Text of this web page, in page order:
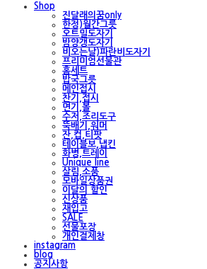
Shop
진달래의꿈only
한정)월간그릇
오트밀도자기
밤양갱도자기
비오는날)파란비도자기
프리미엄선물관
홈세트
밥국그릇
메인접시
찬기,접시
면기,볼
수저,조리도구
뚝배기,워머
잔,컵,티팟
테이블보,냅킨
화병,트레이
Unique line
살림,소품
모바일상품권
이달의 할인
신상품
재입고
SALE
선물포장
개인결제창
instagram
blog
공지사항